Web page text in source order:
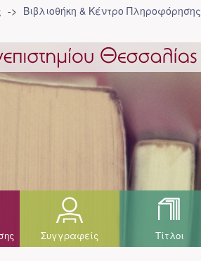
Βιβλιοθήκη & Κέντρο Πληροφόρησης
Συγγραφείς Τίτλοι